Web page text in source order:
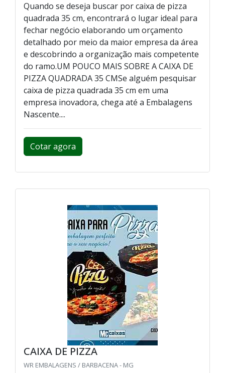
Quando se deseja buscar por caixa de pizza
quadrada 35 cm, encontrará o lugar ideal para
fechar negócio elaborando um orçamento
detalhado por meio da maior empresa da área
e descobrindo a organização mais competente
do ramo.UM POUCO MAIS SOBRE A CAIXA DE
PIZZA QUADRADA 35 CMSe alguém pesquisar
caixa de pizza quadrada 35 cm em uma
empresa inovadora, chega até a Embalagens
Nascente....
Cotar agora
CAIXA DE PIZZA
WR EMBALAGENS / BARBACENA - MG